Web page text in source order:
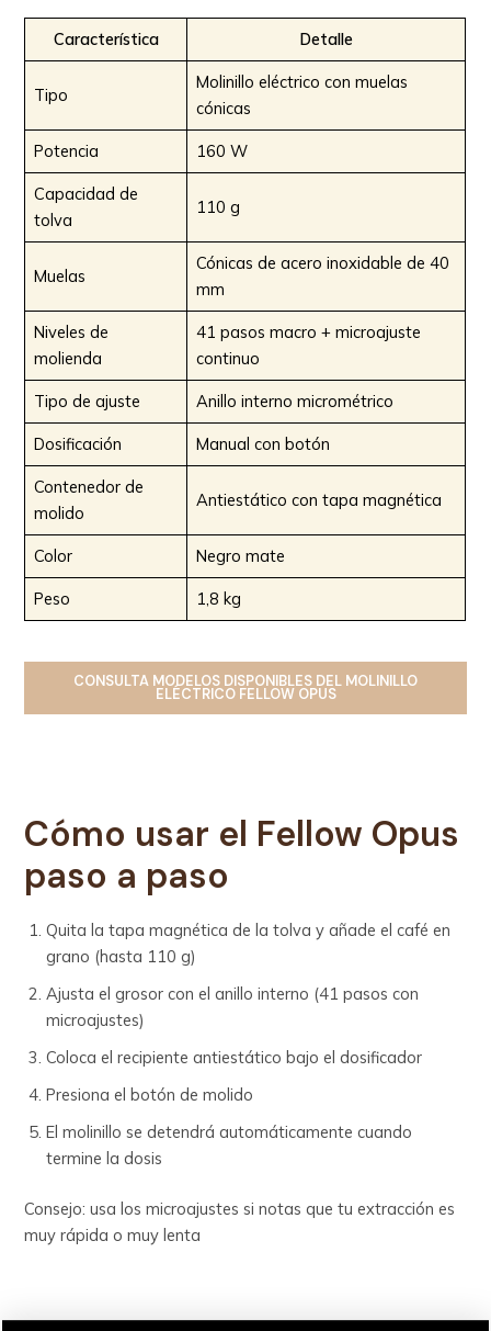
Característica Detalle
Tipo
Molinillo eléctrico con muelas
cónicas
Potencia 160 W
Capacidad de
tolva
110 g
Muelas
Cónicas de acero inoxidable de 40
mm
Niveles de
molienda
41 pasos macro + microajuste
continuo
Tipo de ajuste Anillo interno micrométrico
Dosificación Manual con botón
Contenedor de
molido
Antiestático con tapa magnética
Color Negro mate
Peso 1,8 kg
CONSULTA MODELOS DISPONIBLES DEL MOLINILLO
ELÉCTRICOFELLOW OPUS
Cómo usar el Fellow Opus
paso a paso
Quita la tapa magnética de la tolva y añade el café en
grano (hasta 110 g)
Ajusta el grosor con el anillo interno (41 pasos con
microajustes)
Coloca el recipiente antiestático bajo el dosificador
Presiona el botón de molido
El molinillo se detendrá automáticamente cuando
termine la dosis
Consejo: usa los microajustes si notas que tu extracción es
muy rápida o muy lenta